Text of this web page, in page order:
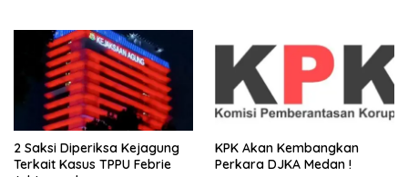
2 Saksi Diperiksa Kejagung
Terkait Kasus TPPU Febrie
KPK Akan Kembangkan
Perkara DJKA Medan !